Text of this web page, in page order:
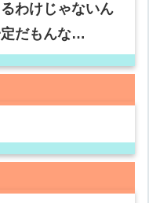
わけじゃないん
だもんな…